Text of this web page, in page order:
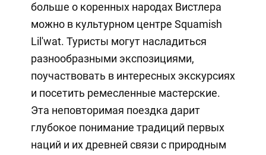
больше о коренных народах Вистлера
можно в культурном центре Squamish
Lil'wat. Туристы могут насладиться
разнообразными экспозициями,
поучаствовать в интересных экскурсиях
и посетить ремесленные мастерские.
Эта неповторимая поездка дарит
глубокое понимание традиций первых
наций и их древней связи с природным